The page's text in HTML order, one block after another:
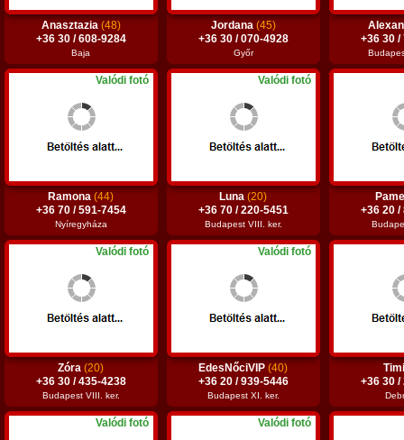
Anasztazia (48)
+36 30 / 608-9284
Baja
Jordana (45)
+36 30 / 070-4928
Győr
+36 30 /
Valódi fotó
Ramona(44)
+36 70 / 591-7454
Nyíregyháza
Valódi fotó
Luna(20)
+36 70 / 220-5451
Budapest VIII. ker.
+36 20 /
Valódi fotó
Zóra(20)
+36 30 / 435-4238
Budapest VIII. ker.
Valódi fotó
EdesNőciVIP(40)
+36 20 / 939-5446
Budapest XI. ker.
+36 30 /
Valódi fotó Valódi fotó